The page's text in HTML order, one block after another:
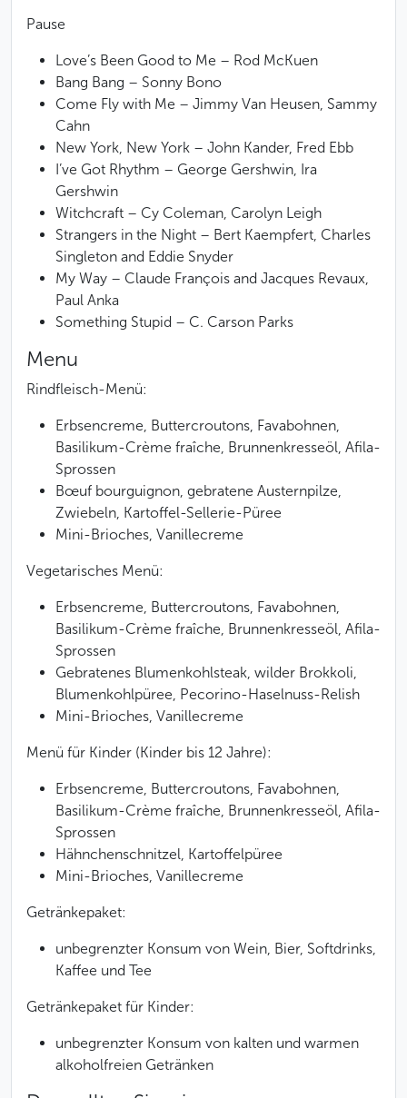
Pause
Love’s Been Good to Me – Rod McKuen
Bang Bang – Sonny Bono
Come Fly with Me – Jimmy Van Heusen, Sammy
Cahn
New York, New York – John Kander, Fred Ebb
I’ve Got Rhythm – George Gershwin, Ira
Gershwin
Witchcraft – Cy Coleman, Carolyn Leigh
Strangers in the Night – Bert Kaempfert, Charles
Singleton and Eddie Snyder
My Way – Claude François and Jacques Revaux,
Paul Anka
Something Stupid – C. Carson Parks
Menu
Rindfleisch-Menü:
Erbsencreme, Buttercroutons, Favabohnen,
Basilikum-Crème fraîche, Brunnenkresseöl, Afila-
Sprossen
Bœuf bourguignon, gebratene Austernpilze,
Zwiebeln, Kartoffel-Sellerie-Püree
Mini-Brioches, Vanillecreme
Vegetarisches Menü:
Erbsencreme, Buttercroutons, Favabohnen,
Basilikum-Crème fraîche, Brunnenkresseöl, Afila-
Sprossen
Gebratenes Blumenkohlsteak, wilder Brokkoli,
Blumenkohlpüree, Pecorino-Haselnuss-Relish
Mini-Brioches, Vanillecreme
Menü für Kinder (Kinder bis 12 Jahre):
Erbsencreme, Buttercroutons, Favabohnen,
Basilikum-Crème fraîche, Brunnenkresseöl, Afila-
Sprossen
Hähnchenschnitzel, Kartoffelpüree
Mini-Brioches, Vanillecreme
Getränkepaket:
unbegrenzter Konsum von Wein, Bier, Softdrinks,
Kaffee und Tee
Getränkepaket für Kinder:
unbegrenzter Konsum von kalten und warmen
alkoholfreien Getränken